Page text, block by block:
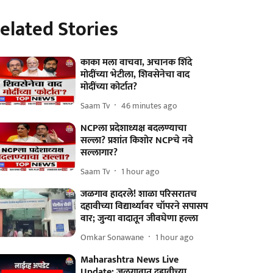
Stories
काका मला वाचवा, अचानक शिंदे
मोदींच्या भेटीला, शिवसेनेचा वाद
मोदींच्या कोर्टात?
Saam Tv 46 minutes ago
NCPला प्रदेशाध्यक्ष बदलण्याचा
सल्ला? प्रशांत किशोर NCPचे नवे
सल्लागार?
Saam Tv 1 hour ago
जळगाव हादरले! शाळा परिसरातच
दहावीच्या विद्यार्थ्यावर चॉपरने सपासप
वार; जुन्या वादातून जीवघेणा हल्ला
Omkar Sonawane 1 hour ago
Maharashtra News Live